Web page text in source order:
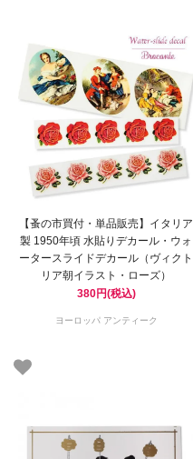
【蚤の市買付・単品販売】イタリア
製 1950年頃 水貼りデカール・ウォ
ータースライドデカール（ヴィクト
リア朝イラスト・ローズ）
380円(税込)
ヨーロッパ アンティーク